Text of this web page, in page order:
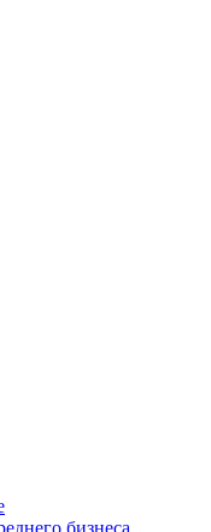
бизнеса